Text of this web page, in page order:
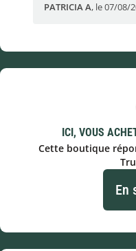
PATRICIA A, le 07/08/
ICI, VOUS
Cette boutique
En